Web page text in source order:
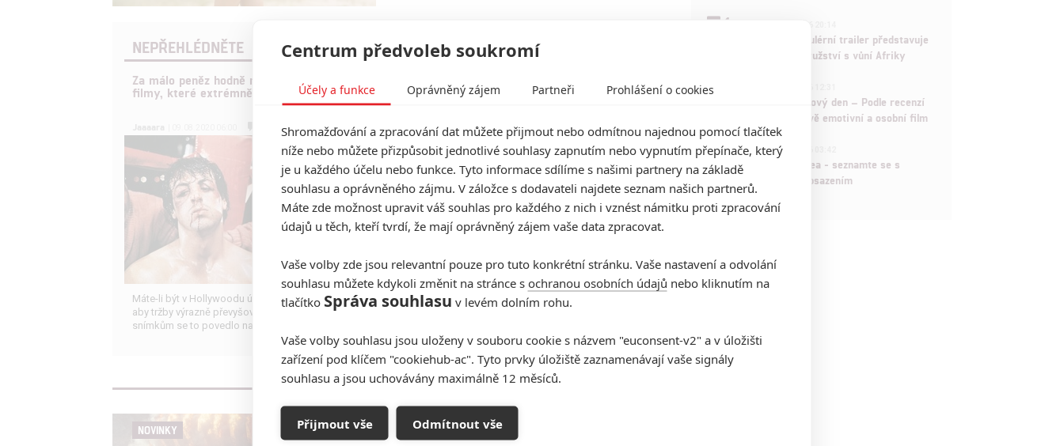
NEPŘEHLÉDNĚTE
Za málo peněz hodně muziky aneb levné
filmy, které extrémně vydělaly
Máte-li být v Hollywoodu úspěšní, potřebujete,
aby tržby výrazně převyšovaly náklady. Těmhle
snímkům se to povedlo na jedničku.
natočili úplní zelenáči
Jaaaara | 22.08.2020 08:00
Zkušenosti a praxe? Ale kdeže... někdy stačí mít
NOVINKY
Box Office: Den nezávislosti:
1
Děti krve a kostí: Regulérní trailer představuje
akční fantasy dobrodružství s vůní Afriky
Spider-Man: Zbrusu nový den – Podle recenzí
máme čekat překvapivě emotivní a osobní film
1ČLÁNEK | 30.07.2026 03:42
Velké preview: Odyssea - seznamte se s
maximálně nabitým obsazením
Centrum předvoleb soukromí
Účely a funkce Oprávněný zájem Partneři Prohlášení o cookies
Shromažďování a zpracování dat můžete přijmout nebo odmítnou najednou pomocí tlačítek
níže nebo můžete přizpůsobit jednotlivé souhlasy zapnutím nebo vypnutím přepínače, který
je u každého účelu nebo funkce. Tyto informace sdílíme s našimi partnery na základě
souhlasu a oprávněného zájmu. V záložce s dodavateli najdete seznam našich partnerů.
Máte zde možnost upravit váš souhlas pro každého z nich i vznést námitku proti zpracování
údajů u těch, kteří tvrdí, že mají oprávněný zájem vaše data zpracovat.
Vaše volby zde jsou relevantní pouze pro tuto konkrétní stránku. Vaše nastavení a odvolání
souhlasu můžete kdykoli změnit na stránce s ochranou osobních údajů nebo kliknutím na
tlačítko Správa souhlasu v levém dolním rohu.
Vaše volby souhlasu jsou uloženy v souboru cookie s názvem "euconsent-v2" a v úložišti
zařízení pod klíčem "cookiehub-ac". Tyto prvky úložiště zaznamenávají vaše signály
souhlasu a jsou uchovávány maximálně 12 měsíců.
Přijmout vše Odmítnout vše